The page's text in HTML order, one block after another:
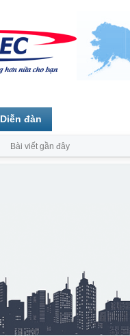
Diễn đàn
Bài viết gần đây